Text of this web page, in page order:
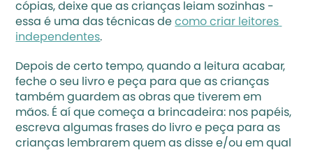
cópias, deixe que as crianças leiam sozinhas -
essa é uma das técnicas de como criar leitores
independentes.
Depois de certo tempo, quando a leitura acabar,
feche o seu livro e peça para que as crianças
também guardem as obras que tiverem em
mãos. É aí que começa a brincadeira: nos papéis,
escreva algumas frases do livro e peça para as
crianças lembrarem quem as disse e/ou em qual